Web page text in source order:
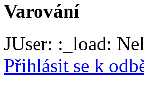
Varování
JUser: :_load:
Přihlásit se k